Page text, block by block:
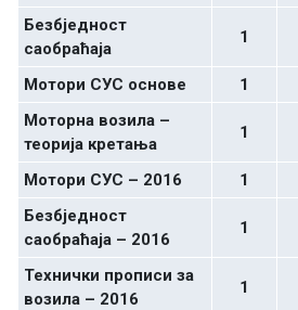
Безбједност
саобраћаја
1
Мотори СУС основе 1
Моторна возила –
теорија кретања
1
Мотори СУС – 2016 1
Безбједност
саобраћаја – 2016
1
Технички прописи за
возила – 2016
1